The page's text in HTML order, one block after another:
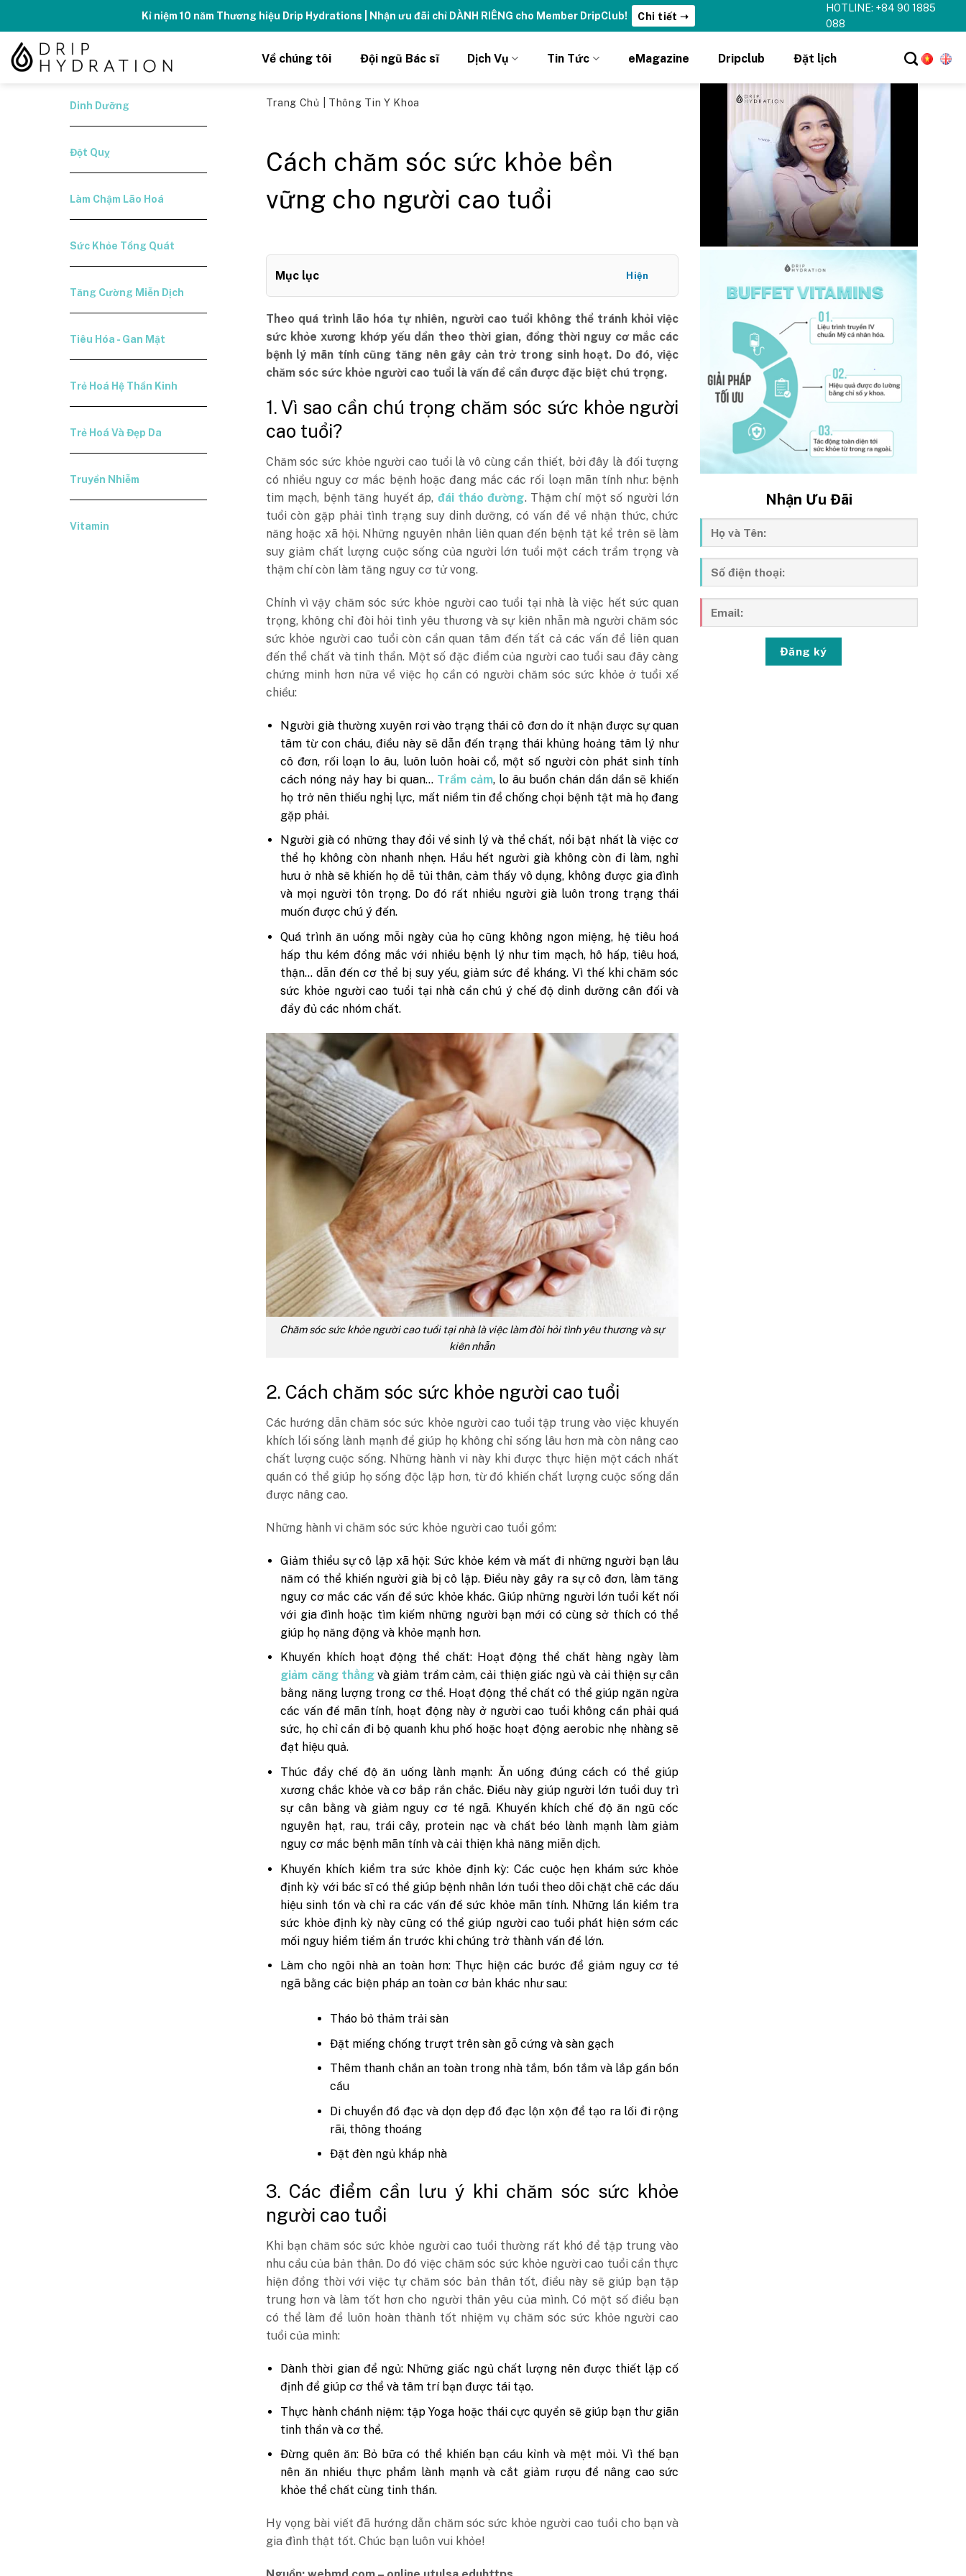
content
Kỉ niệm 10 năm Thương hiệu Drip Hydrations | Nhận ưu đãi chỉ DÀNH RIÊNG cho Member DripClub! Chi tiết ➝
HOTLINE: +84 90 1885
088
Về chúng tôi Đội ngũ Bác sĩ Dịch Vụ Tin Tức eMagazine Dripclub Đặt lịch
Dinh Dưỡng
Đột Quỵ
Làm Chậm Lão Hoá
Sức Khỏe Tổng Quát
Tăng Cường Miễn Dịch
Tiêu Hóa - Gan Mật
Trẻ Hoá Hệ Thần Kinh
Trẻ Hoá Và Đẹp Da
Truyền Nhiễm
Vitamin
Trang Chủ Thông Tin Y Khoa
Cách chăm sóc sức khỏe bền
vững cho người cao tuổi
Mục lục Hiện
Theo quá trình lão hóa tự nhiên, người cao tuổi không thể tránh khỏi việc
sức khỏe xương khớp yếu dần theo thời gian, đồng thời nguy cơ mắc các
bệnh lý mãn tính cũng tăng nên gây cản trở trong sinh hoạt. Do đó, việc
chăm sóc sức khỏe người cao tuổi là vấn đề cần được đặc biệt chú trọng.
1. Vì sao cần chú trọng chăm sóc sức khỏe người
cao tuổi?
Chăm sóc sức khỏe người cao tuổi là vô cùng cần thiết, bởi đây là đối tượng
có nhiều nguy cơ mắc bệnh hoặc đang mắc các rối loạn mãn tính như: bệnh
tim mạch, bệnh tăng huyết áp, đái tháo đường. Thậm chí một số người lớn
tuổi còn gặp phải tình trạng suy dinh dưỡng, có vấn đề về nhận thức, chức
năng hoặc xã hội. Những nguyên nhân liên quan đến bệnh tật kể trên sẽ làm
suy giảm chất lượng cuộc sống của người lớn tuổi một cách trầm trọng và
thậm chí còn làm tăng nguy cơ tử vong.
Chính vì vậy chăm sóc sức khỏe người cao tuổi tại nhà là việc hết sức quan
trọng, không chỉ đòi hỏi tình yêu thương và sự kiên nhẫn mà người chăm sóc
sức khỏe người cao tuổi còn cần quan tâm đến tất cả các vấn đề liên quan
đến thể chất và tinh thần. Một số đặc điểm của người cao tuổi sau đây càng
chứng minh hơn nữa về việc họ cần có người chăm sóc sức khỏe ở tuổi xế
chiều:
Người già thường xuyên rơi vào trạng thái cô đơn do ít nhận được sự quan
tâm từ con cháu, điều này sẽ dẫn đến trạng thái khủng hoảng tâm lý như
cô đơn, rối loạn lo âu, luôn luôn hoài cổ, một số người còn phát sinh tính
cách nóng nảy hay bi quan… Trầm cảm, lo âu buồn chán dần dần sẽ khiến
họ trở nên thiếu nghị lực, mất niềm tin để chống chọi bệnh tật mà họ đang
gặp phải.
Người già có những thay đổi về sinh lý và thể chất, nổi bật nhất là việc cơ
thể họ không còn nhanh nhẹn. Hầu hết người già không còn đi làm, nghỉ
hưu ở nhà sẽ khiến họ dễ tủi thân, cảm thấy vô dụng, không được gia đình
và mọi người tôn trọng. Do đó rất nhiều người già luôn trong trạng thái
muốn được chú ý đến.
Quá trình ăn uống mỗi ngày của họ cũng không ngon miệng, hệ tiêu hoá
hấp thu kém đồng mắc với nhiều bệnh lý như tim mạch, hô hấp, tiêu hoá,
thận… dẫn đến cơ thể bị suy yếu, giảm sức đề kháng. Vì thế khi chăm sóc
sức khỏe người cao tuổi tại nhà cần chú ý chế độ dinh dưỡng cân đối và
đầy đủ các nhóm chất.
Chăm sóc sức khỏe người cao tuổi tại nhà là việc làm đòi hỏi tình yêu thương và sự
kiên nhẫn
2. Cách chăm sóc sức khỏe người cao tuổi
Các hướng dẫn chăm sóc sức khỏe người cao tuổi tập trung vào việc khuyến
khích lối sống lành mạnh để giúp họ không chỉ sống lâu hơn mà còn nâng cao
chất lượng cuộc sống. Những hành vi này khi được thực hiện một cách nhất
quán có thể giúp họ sống độc lập hơn, từ đó khiến chất lượng cuộc sống dần
được nâng cao.
Những hành vi chăm sóc sức khỏe người cao tuổi gồm:
Giảm thiểu sự cô lập xã hội: Sức khỏe kém và mất đi những người bạn lâu
năm có thể khiến người già bị cô lập. Điều này gây ra sự cô đơn, làm tăng
nguy cơ mắc các vấn đề sức khỏe khác. Giúp những người lớn tuổi kết nối
với gia đình hoặc tìm kiếm những người bạn mới có cùng sở thích có thể
giúp họ năng động và khỏe mạnh hơn.
Khuyến khích hoạt động thể chất: Hoạt động thể chất hàng ngày làm
giảm căng thẳngvà giảm trầm cảm, cải thiện giấc ngủ và cải thiện sự cân
bằng năng lượng trong cơ thể. Hoạt động thể chất có thể giúp ngăn ngừa
các vấn đề mãn tính, hoạt động này ở người cao tuổi không cần phải quá
sức, họ chỉ cần đi bộ quanh khu phố hoặc hoạt động aerobic nhẹ nhàng sẽ
đạt hiệu quả.
Thúc đẩy chế độ ăn uống lành mạnh: Ăn uống đúng cách có thể giúp
xương chắc khỏe và cơ bắp rắn chắc. Điều này giúp người lớn tuổi duy trì
sự cân bằng và giảm nguy cơ té ngã. Khuyến khích chế độ ăn ngũ cốc
nguyên hạt, rau, trái cây, protein nạc và chất béo lành mạnh làm giảm
nguy cơ mắc bệnh mãn tính và cải thiện khả năng miễn dịch.
Khuyến khích kiểm tra sức khỏe định kỳ: Các cuộc hẹn khám sức khỏe
định kỳ với bác sĩ có thể giúp bệnh nhân lớn tuổi theo dõi chặt chẽ các dấu
hiệu sinh tồn và chỉ ra các vấn đề sức khỏe mãn tính. Những lần kiểm tra
sức khỏe định kỳ này cũng có thể giúp người cao tuổi phát hiện sớm các
mối nguy hiểm tiềm ẩn trước khi chúng trở thành vấn đề lớn.
Làm cho ngôi nhà an toàn hơn: Thực hiện các bước để giảm nguy cơ té
ngã bằng các biện pháp an toàn cơ bản khác như sau:
Tháo bỏ thảm trải sàn
Đặt miếng chống trượt trên sàn gỗ cứng và sàn gạch
Thêm thanh chắn an toàn trong nhà tắm, bồn tắm và lắp gần bồn
cầu
Di chuyển đồ đạc và dọn dẹp đồ đạc lộn xộn để tạo ra lối đi rộng
rãi, thông thoáng
Đặt đèn ngủ khắp nhà
3. Các điểm cần lưu ý khi chăm sóc sức khỏe
người cao tuổi
Khi bạn chăm sóc sức khỏe người cao tuổi thường rất khó để tập trung vào
nhu cầu của bản thân. Do đó việc chăm sóc sức khỏe người cao tuổi cần thực
hiện đồng thời với việc tự chăm sóc bản thân tốt, điều này sẽ giúp bạn tập
trung hơn và làm tốt hơn cho người thân yêu của mình. Có một số điều bạn
có thể làm để luôn hoàn thành tốt nhiệm vụ chăm sóc sức khỏe người cao
tuổi của mình:
Dành thời gian để ngủ: Những giấc ngủ chất lượng nên được thiết lập cố
định để giúp cơ thể và tâm trí bạn được tái tạo.
Thực hành chánh niệm: tập Yoga hoặc thái cực quyền sẽ giúp bạn thư giãn
tinh thần và cơ thể.
Đừng quên ăn: Bỏ bữa có thể khiến bạn cáu kỉnh và mệt mỏi. Vì thế bạn
nên ăn nhiều thực phẩm lành mạnh và cắt giảm rượu để nâng cao sức
khỏe thể chất cùng tinh thần.
Hy vọng bài viết đã hướng dẫn chăm sóc sức khỏe người cao tuổi cho bạn và
gia đình thật tốt. Chúc bạn luôn vui khỏe!
Nhận Ưu Đãi
Đăng ký